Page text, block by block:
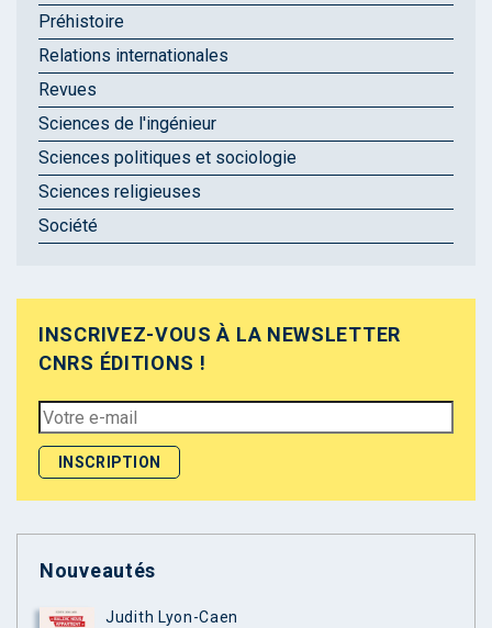
Préhistoire
Relations internationales
Revues
Sciences de l'ingénieur
Sciences politiques et sociologie
Sciences religieuses
Société
INSCRIVEZ-VOUS À LA NEWSLETTER
CNRS ÉDITIONS !
Nouveautés
Judith Lyon-Caen